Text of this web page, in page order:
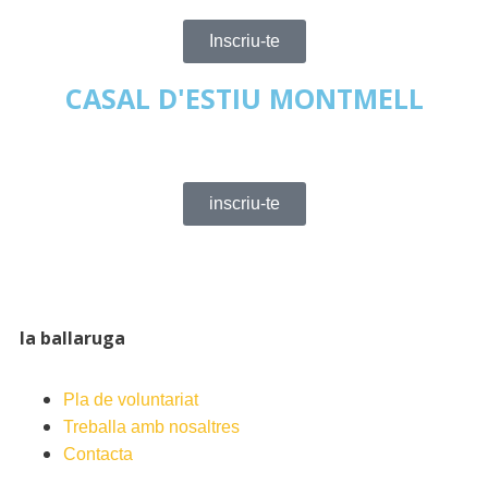
Inscriu-te
CASAL D'ESTIU MONTMELL
inscriu-te
la ballaruga
Pla de voluntariat
Treballa amb nosaltres
Contacta